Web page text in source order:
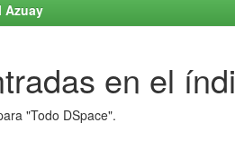
Azuay
en el
"Todo DSpace".